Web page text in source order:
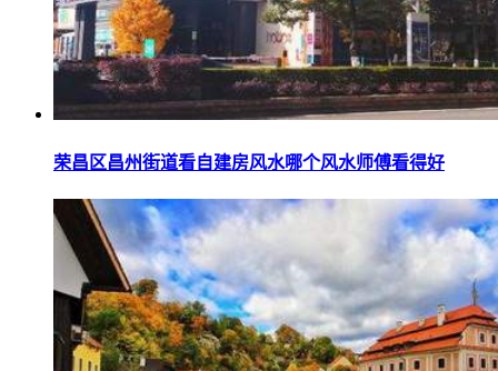
荣昌区昌州街道看自建房风水哪个风水师傅看得好